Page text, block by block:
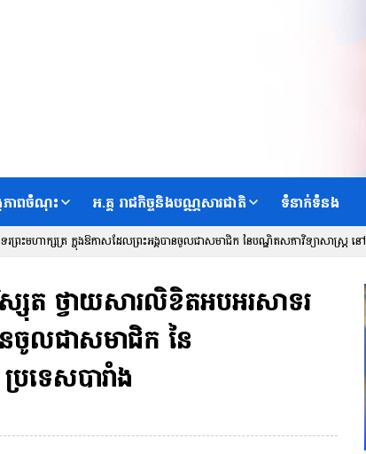
ភាពចំណុះ អ.គ្គ រាជកិច្ចនិងបណ្ណសារជាតិ ទំនាក់ទំនង
រព្រះមហាក្សត្រ ក្នុងឱកាសដែលព្រះអង្គបានចូលជាសមាជិក នៃបណ្ឌិតសភាវិទ្យាសាស្ត្រ នៅ
វិស្សុត ថ្វាយសារលិខិតអបអរសាទរ
នចូលជាសមាជិក នៃ
ទេសបារាំង